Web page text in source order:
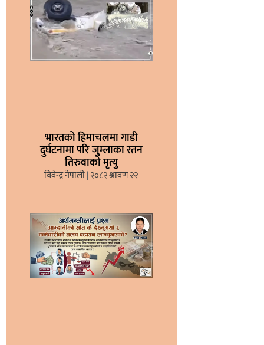
भारतको हिमाचलमा गाडी
दुर्घटनामा परि जुम्लाका रतन
तिरुवाको मृत्यु
विवेन्द्र नेपाली २०८२ श्रावण २२